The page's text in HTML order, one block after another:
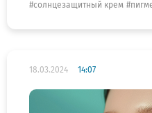
солнцезащитный крем
18.03.2024 14:07